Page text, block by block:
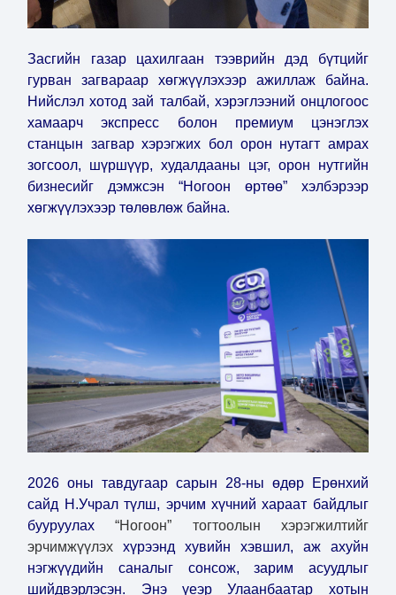
Засгийн газар цахилгаан тээврийн дэд бүтцийг
гурван загвараар хөгжүүлэхээр ажиллаж байна.
Нийслэл хотод зай талбай, хэрэглээний онцлогоос
хамаарч экспресс болон премиум цэнэглэх
станцын загвар хэрэгжих бол орон нутагт амрах
зогсоол, шүршүүр, худалдааны цэг, орон нутгийн
бизнесийг дэмжсэн “Ногоон өртөө” хэлбэрээр
хөгжүүлэхээр төлөвлөж байна.
2026 оны тавдугаар сарын 28-ны өдөр Ерөнхий
сайд Н.Учрал түлш, эрчим хүчний хараат байдлыг
бууруулах“Ногоон” тогтоолын хэрэгжилтийг
эрчимжүүлэх хүрээнд хувийн хэвшил, аж ахуйн
нэгжүүдийн саналыг сонсож, зарим асуудлыг
шийдвэрлэсэн. Энэ үеэр Улаанбаатар хотын